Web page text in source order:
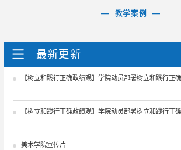
教学案例
最新更新
【树立和践行正确政绩观】学院动员部署树立和践行正
【树立和践行正确政绩观】学院动员部署树立和践行正
美术学院宣传片